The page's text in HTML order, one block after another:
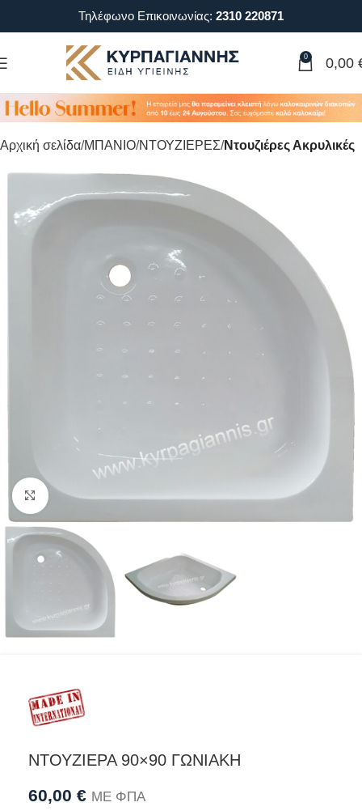
Τηλέφωνο Επικοινωνίας: 2310 220871
0 0,00
Αρχική σελίδα ΜΠΑΝΙΟ ΝΤΟΥΖΙΕΡΕΣ Ντουζιέρες Ακρυλικές
Προβολή
ΝΤΟΥΖΙΕΡΑ 90×90 ΓΩΝΙΑΚΗ
60,00 € ΜΕ ΦΠΑ